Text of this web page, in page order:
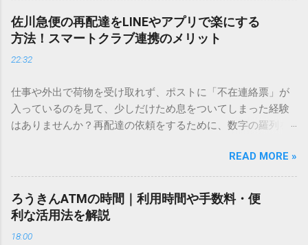
し、似た漢字が多すぎて結局見つからないことも少なくあり
ません。 そこで今回は、IMEパッドを使わずに、特定のコー
ドを打ち込むだけで一瞬で旧字や外字、特殊記号を呼び出す
「文字コード入力」のテクニックを詳しく解説します。 この
必要はありません。 1. なぜ「変換」しても旧字・外字が出て
こないのか？ そもそも、なぜ普通の変換で出てこない漢字が
あるのでしょうか。その理由は、パソコンが文字を認識する
は、JIS規格（日本産業規格）によって「第1水準」「第2水
準」といった形で整理されています。しかし、人名や地名に
使われる非常に古い漢字（旧字）や、特定の組織だけで作ら
れた「外字」は、この一般的な変換リストに含まれていない
佐川急便の再配達をLINEやアプリで楽にする
方法！スマートクラブ連携のメリット
22:32
仕事や外出で荷物を受け取れず、ポストに「不在連絡票」が
入っているのを見て、少しだけため息をついてしまった経験
はありませんか？再配達の依頼をするために、数字の羅列を
ことに申し訳なさを感じたりすることもあるかもしれませ
ん。 「もっとスムーズに、自分のタイミングで受け取りた
い」 「わざわざ電話をかけずに、スマホ一つで完結させた
い」 そんな願いを叶えてくれるのが、佐川急便の会員制サー
ビス「スマートクラブ」と、LINEや公式アプリの連携です。
これらを活用するだけで、再配達のストレスは驚くほど軽く
READ MORE »
ろうきんATMの時間｜利用時間や手数料・便
利な活用法を解説
18:00